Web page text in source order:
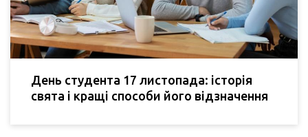
День студента 17 листопада: історія
свята і кращі способи його відзначення